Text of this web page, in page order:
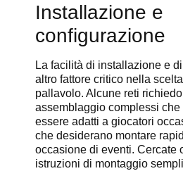
Installazione e
configurazione
La facilità di installazione e
altro fattore critico nella
pallavolo. Alcune reti
assemblaggio complessi che
essere adatti a giocatori
che desiderano montare
occasione di eventi. Cercate
istruzioni di montaggio